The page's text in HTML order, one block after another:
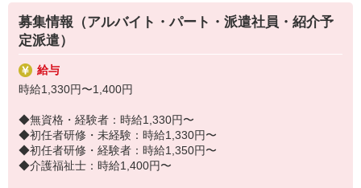
・薬やおしぼりの準備などのケア
・体操や季節ごとのレクリエーション
・歩行、車椅子の介助
・見守り
※施設により異なります
20代・30代・40代・50代・60代、
若手からミドル、中高年（エルダー）、シニア世代まで幅広く活躍
中！
募集情報（アルバイト・パート・派遣社員・紹介予
定派遣）
給与
時給1,330円〜1,400円
◆無資格・経験者：時給1,330円〜
◆初任者研修・未経験：時給1,330円〜
◆初任者研修・経験者：時給1,350円〜
◆介護福祉士：時給1,400円〜